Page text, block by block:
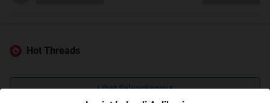
Hot Threads
Lihat Selengkapnya